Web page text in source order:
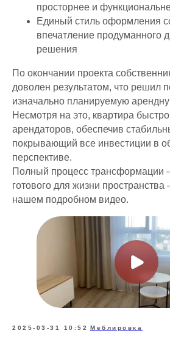
просторнее и
Единый стиль оформления
впечатление продуманного
решения
По окончании проекта
доволен результатом, что решил
изначально планируемую
Несмотря на это, квартира
арендаторов, обеспечив
покрывающий все инвестиции в
перспективе.
Полный процесс трансформации
готового для жизни
нашем подробном видео.
2025-03-31 10:52 Меблировка
Что мы делаем для
собственников?
Управление
недвижимостью
/Точный анализ рынка
/ Организация ремонта
От 3 700 ₽